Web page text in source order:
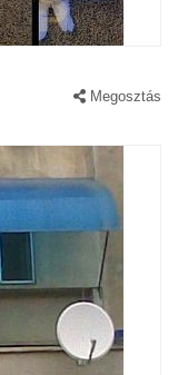
Megosztás